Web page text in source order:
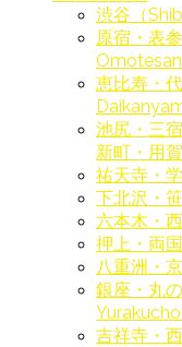
渋谷（
原宿・表
恵比寿・
池尻・三
新町・用賀
祐天寺・
下北沢・
六本木・
押上・両
八重洲・
銀座・丸
Yurakucho
吉祥寺・